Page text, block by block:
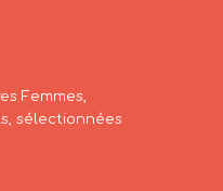
Femmes,
sélectionnées